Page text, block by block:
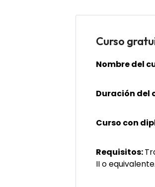
Curso
Nombre del
Duración del
Curso con
Requisitos:
II o equivalente.